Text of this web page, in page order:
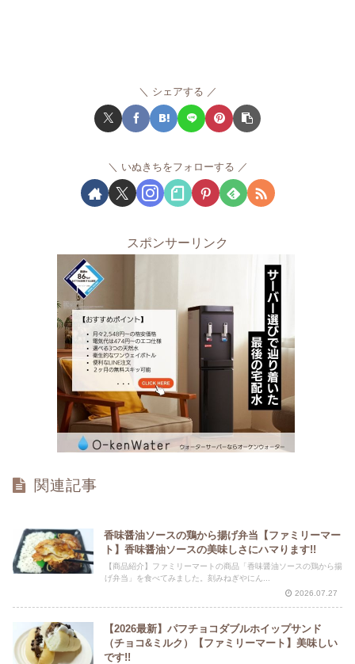
シェアする
いぬきちをフォローする
スポンサーリンク
関連記事
香味醤油ソースの鶏から揚げ弁当【ファミリーマー
ト】香味醤油ソースの美味しさにハマります!!
【商品紹介】ファミリーマートの商品「香味醤油ソースの鶏から揚
げ弁当」を食べてみました。刻みねぎやにん...
2026.07.27
【2026最新】パフチョコダブルホイップサンド
（チョコ&ミルク）【ファミリーマート】美味しい
です!!